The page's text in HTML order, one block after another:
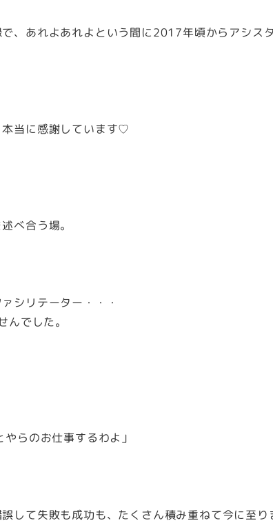
、あれよあれよという間に2017年頃からアシス
当に感謝しています♡
べ合う場。
シリテーター・・・
でした。
らのお仕事するわよ」
して失敗も成功も、たくさん積み重ねて今に至り